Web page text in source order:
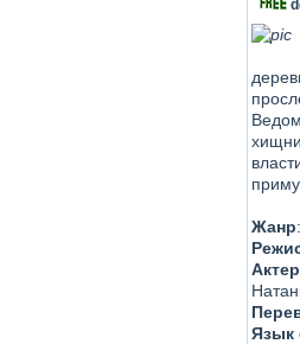
Жанр
Язык